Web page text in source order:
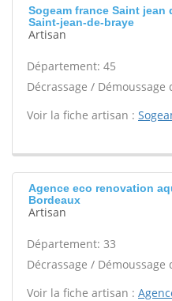
Sogeam france Saint jean
Saint-jean-de-braye
Artisan
Département: 45
Décrassage / Démoussage
Voir la fiche artisan :
Agence eco renovation
Bordeaux
Artisan
Département: 33
Décrassage / Démoussage
Voir la fiche artisan :